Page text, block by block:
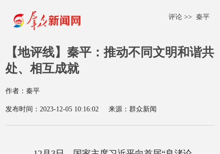
评论>> 秦平
【地评线】秦平：推动不同文明和谐共
处、相互成就
作者：秦平
发布时间：2023-12-05 10:16:02 来源：群众新闻